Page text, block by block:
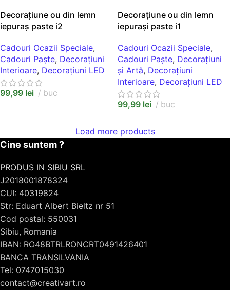
Decorațiune ou din lemn
iepuraș paste i2
Cadouri Ocazii Speciale,
Cadouri Paște, Decorațiuni
Interioare, Decorațiuni LED
99,99 lei buc
Decorațiune ou din lemn
iepurași paste i1
Cadouri Ocazii Speciale,
Cadouri Paște, Decorațiuni
și Artă, Decorațiuni
Interioare, Decorațiuni LED
99,99 lei buc
Load more products
Cine suntem ?
PRODUS IN SIBIU SRL
J2018001878324
CUI: 40319824
Str: Eduart Albert Bieltz nr 51
Cod postal: 550031
Sibiu, Romania
IBAN: RO48BTRLRONCRT0491426401
BANCA TRANSILVANIA
Tel: 0747015030
contact@creativart.ro